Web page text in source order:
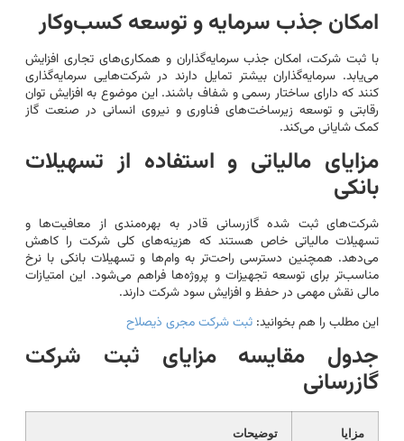
امکان جذب سرمایه و توسعه کسب‌وکار
با ثبت شرکت، امکان جذب سرمایه‌گذاران و همکاری‌های تجاری افزایش
می‌یابد. سرمایه‌گذاران بیشتر تمایل دارند در شرکت‌هایی سرمایه‌گذاری
کنند که دارای ساختار رسمی و شفاف باشند. این موضوع به افزایش توان
رقابتی و توسعه زیرساخت‌های فناوری و نیروی انسانی در صنعت گاز
کمک شایانی می‌کند.
مزایای مالیاتی و استفاده از تسهیلات
بانکی
شرکت‌های ثبت شده گازرسانی قادر به بهره‌مندی از معافیت‌ها و
تسهیلات مالیاتی خاص هستند که هزینه‌های کلی شرکت را کاهش
می‌دهد. همچنین دسترسی راحت‌تر به وام‌ها و تسهیلات بانکی با نرخ
مناسب‌تر برای توسعه تجهیزات و پروژه‌ها فراهم می‌شود. این امتیازات
مالی نقش مهمی در حفظ و افزایش سود شرکت دارند.
این مطلب را هم بخوانید: ثبت شرکت مجری ذیصلاح
جدول مقایسه مزایای ثبت شرکت
گازرسانی
مزایا توضیحات